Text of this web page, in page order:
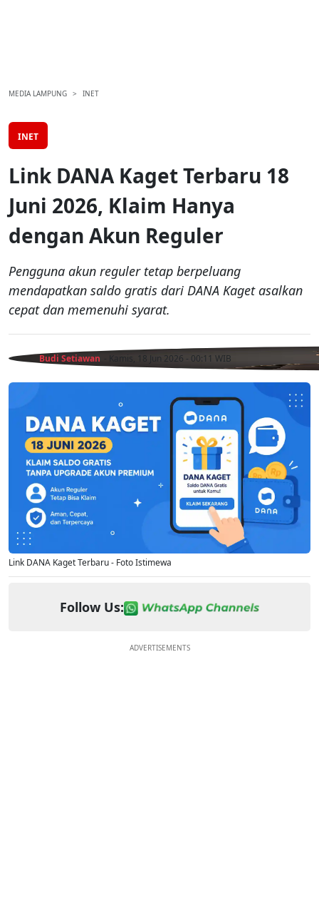
MEDIA LAMPUNG INET
INET
Link DANA Kaget Terbaru 18
Juni 2026, Klaim Hanya
dengan Akun Reguler
Pengguna akun reguler tetap berpeluang
mendapatkan saldo gratis dari DANA Kaget asalkan
cepat dan memenuhi syarat.
Budi Setiawan - Kamis, 18 Jun 2026 - 00:11 WIB
Link DANA Kaget Terbaru - Foto Istimewa
Follow Us:
ADVERTISEMENTS